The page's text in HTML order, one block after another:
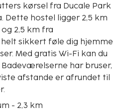
kørsel fra Ducale Park
2,5 km fra
sikkert føle dig hjemme
Med gratis Wi-Fi kan du
har bruser,
afstande er afrundet til
- 2,3 km